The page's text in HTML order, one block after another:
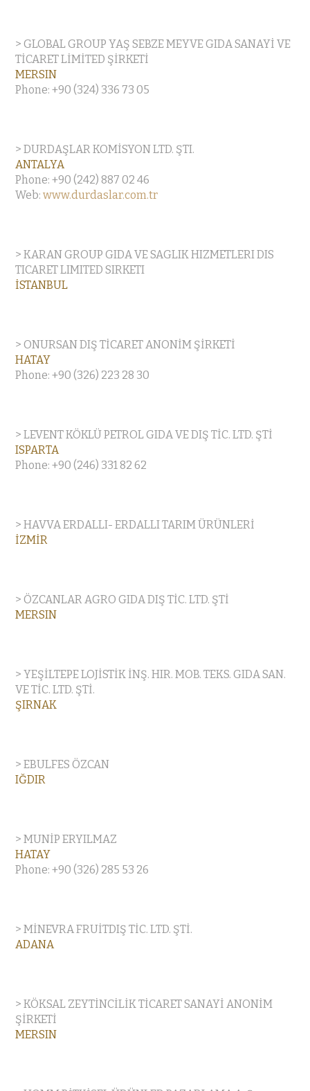
> GLOBAL GROUP YAŞ SEBZE MEYVE GIDA SANAYİ VE
TİCARET LİMİTED ŞİRKETİ
MERSIN
Phone: +90 (324) 336 73 05
> DURDAŞLAR KOMİSYON LTD. ŞTI.
ANTALYA
Phone: +90 (242) 887 02 46
Web: www.durdaslar.com.tr
> KARAN GROUP GIDA VE SAGLIK HIZMETLERI DIS
TICARET LIMITED SIRKETI
İSTANBUL
> ONURSAN DIŞ TİCARET ANONİM ŞİRKETİ
HATAY
Phone: +90 (326) 223 28 30
> LEVENT KÖKLÜ PETROL GIDA VE DIŞ TİC. LTD. ŞTİ
ISPARTA
Phone: +90 (246) 331 82 62
> HAVVA ERDALLI- ERDALLI TARIM ÜRÜNLERİ
İZMİR
> ÖZCANLAR AGRO GIDA DIŞ TİC. LTD. ŞTİ
MERSIN
> YEŞİLTEPE LOJİSTİK İNŞ. HIR. MOB. TEKS. GIDA SAN.
VE TİC. LTD. ŞTİ.
ŞIRNAK
> EBULFES ÖZCAN
IĞDIR
> MUNİP ERYILMAZ
HATAY
Phone: +90 (326) 285 53 26
> MİNEVRA FRUİTDIŞ TİC. LTD. ŞTİ.
ADANA
> KÖKSAL ZEYTİNCİLİK TİCARET SANAYİ ANONİM
ŞİRKETİ
MERSIN